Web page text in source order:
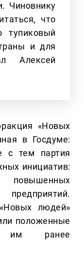
Чиновнику
что
и для
Алексей
«Новых
в Госдуме:
с тем партия
инициатив:
повышенных
людей»
положенные
им ранее